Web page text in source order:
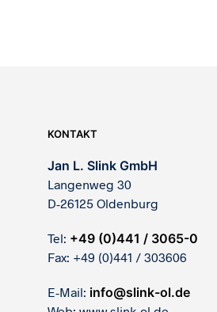
KONTAKT
Jan L. Slink GmbH
Langenweg 30
D-26125 Oldenburg
Tel: +49 (0)441 / 3065-0
Fax: +49 (0)441 / 303606
E-Mail: info@slink-ol.de